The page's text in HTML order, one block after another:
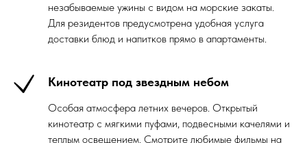
незабываемые ужины с видом на морские закаты.
Для резидентов предусмотрена удобная услуга
доставки блюд и напитков прямо в апартаменты.
Кинотеатр под звездным небом
Особая атмосфера летних вечеров. Открытый
кинотеатр с мягкими пуфами, подвесными качелями и
теплым освещением. Смотрите любимые фильмы на